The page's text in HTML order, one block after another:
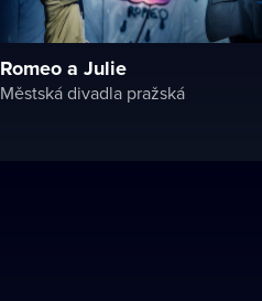
Romeo a Julie
Městská divadla pražská